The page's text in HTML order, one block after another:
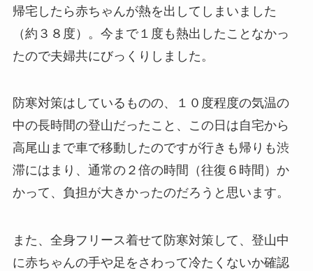
帰宅したら赤ちゃんが熱を出してしまいました
（約３８度）。今まで１度も熱出したことなかっ
たので夫婦共にびっくりしました。
防寒対策はしているものの、１０度程度の気温の
中の長時間の登山だったこと、この日は自宅から
高尾山まで車で移動したのですが行きも帰りも渋
滞にはまり、通常の２倍の時間（往復６時間）か
かって、負担が大きかったのだろうと思います。
また、全身フリース着せて防寒対策して、登山中
に赤ちゃんの手や足をさわって冷たくないか確認